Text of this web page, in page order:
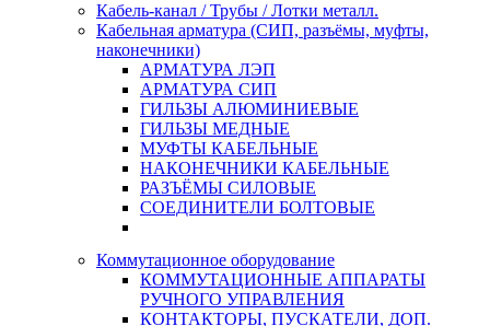
Кабель-канал / Трубы / Лотки металл.
Кабельная арматура (СИП, разъёмы, муфты,
наконечники)
АРМАТУРА ЛЭП
АРМАТУРА СИП
ГИЛЬЗЫ АЛЮМИНИЕВЫЕ
ГИЛЬЗЫ МЕДНЫЕ
МУФТЫ КАБЕЛЬНЫЕ
НАКОНЕЧНИКИ КАБЕЛЬНЫЕ
РАЗЪЁМЫ СИЛОВЫЕ
СОЕДИНИТЕЛИ БОЛТОВЫЕ
Коммутационное оборудование
КОММУТАЦИОННЫЕ АППАРАТЫ
РУЧНОГО УПРАВЛЕНИЯ
КОНТАКТОРЫ, ПУСКАТЕЛИ, ДОП.